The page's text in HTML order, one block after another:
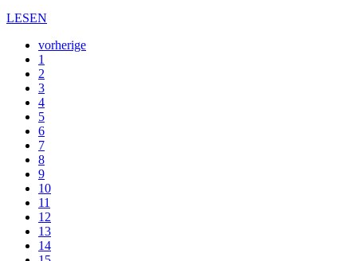
LESEN
vorherige
1
2
3
4
5
6
7
8
9
10
11
12
13
14